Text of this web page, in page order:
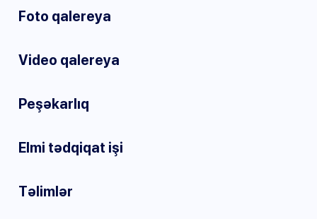
Foto qalereya
Video qalereya
Peşəkarlıq
Elmi tədqiqat işi
Təlimlər